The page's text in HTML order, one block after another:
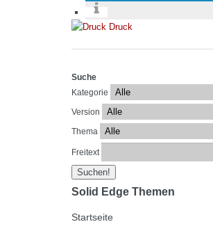
Druck
Suche
Kategorie
Version
Thema
Freitext
Solid Edge Themen
Startseite